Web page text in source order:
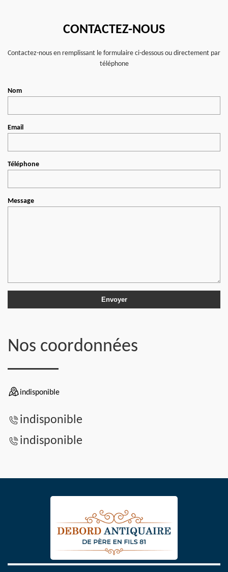
CONTACTEZ-NOUS
Contactez-nous en remplissant le formulaire ci-dessous ou directement par
téléphone
Nom
Email
Téléphone
Message
Nos coordonnées
indisponible
indisponible
indisponible